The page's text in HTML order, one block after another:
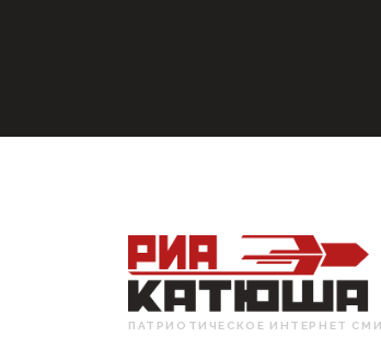
ПАТРИОТИЧЕСКОЕ ИНТЕРНЕТ СМИ